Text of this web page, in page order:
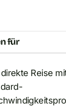
für
Reise